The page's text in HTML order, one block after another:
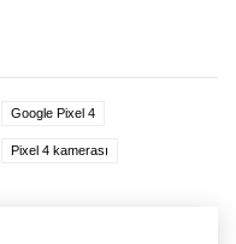
Google Pixel 4
Pixel 4 kamerası